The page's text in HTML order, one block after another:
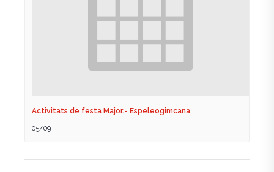
Activitats de festa Major.- Espeleogimcana
05/09